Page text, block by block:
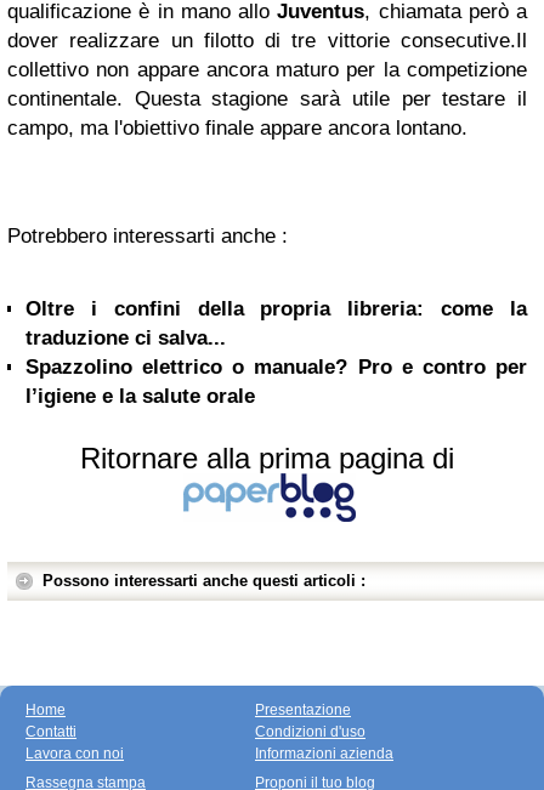
qualificazione è in mano alloJuventus, chiamata però a
dover realizzare un filotto di tre vittorie consecutive.Il
collettivo non appare ancora maturo per la competizione
continentale. Questa stagione sarà utile per testare il
campo, ma l'obiettivo finale appare ancora lontano.
Potrebbero interessarti anche :
Oltre i confini della propria libreria: come la
traduzione ci salva...
Spazzolino elettrico o manuale? Pro e contro per
l’igiene e la salute orale
Ritornare alla prima pagina di
Possono interessarti anche questi articoli :
Home
Contatti
Lavora con noi
Presentazione
Condizioni d'uso
Informazioni azienda
Rassegna stampa
Proponi il tuo blog